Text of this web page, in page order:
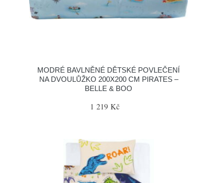
MODRÉ BAVLNĚNÉ DĚTSKÉ POVLEČENÍ
NA DVOULŮŽKO 200X200 CM PIRATES –
BELLE & BOO
1 219 Kč